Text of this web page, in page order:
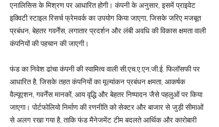
एनालिसिस के मिश्रण पर आधारित होगी। कंपनी के अनुसार, इसमें प्राइवेट
इक्विटी स्टाइल रिसर्च फ्रेमवर्क का उपयोग किया जाएगा, जिसके जरिए मजबूत
प्रबंधन, बेहतर गवर्नेंस, लगातार प्रदर्शन और लंबी अवधि की विकास क्षमता वाली
कंपनियों की पहचान की जाएगी।
फंड का निवेश ढांचा कंपनी की स्वामित्व वाली सी.एच.ए.एन.जी.ई. फिलॉसफी पर
आधारित है, जिसके तहत कंपनियों का मूल्यांकन प्रबंधन क्षमता, आकर्षक
वैल्यूएशन, गवर्नेंस मानकों, आय वृद्धि और बेहतर निष्पादन जैसे पहलुओं पर किया
जाएगा। पोर्टफोलियो निर्माण की रणनीति को सेक्टर और बाजार से जुड़ी सीमाओं
से अलग रखा गया है, ताकि फंड मैनेजमेंट टीम बदलते आर्थिक और कारोबारी